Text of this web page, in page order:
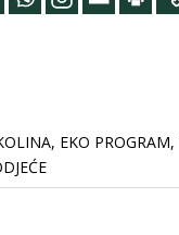
, EKO PROGRAM,